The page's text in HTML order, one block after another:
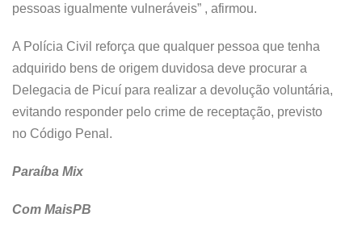
pessoas igualmente vulneráveis” , afirmou.
A Polícia Civil reforça que qualquer pessoa que tenha
adquirido bens de origem duvidosa deve procurar a
Delegacia de Picuí para realizar a devolução voluntária,
evitando responder pelo crime de receptação, previsto
no Código Penal.
Paraíba Mix
Com MaisPB